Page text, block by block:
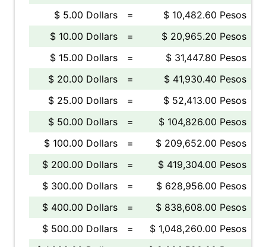
$ 5.00 Dollars
=
$ 10,482.60 Pesos
$ 10.00 Dollars
=
$ 20,965.20 Pesos
$ 15.00 Dollars
=
$ 31,447.80 Pesos
$ 20.00 Dollars
=
$ 41,930.40 Pesos
$ 25.00 Dollars
=
$ 52,413.00 Pesos
$ 50.00 Dollars
=
$ 104,826.00 Pesos
$ 100.00 Dollars
=
$ 209,652.00 Pesos
$ 200.00 Dollars
=
$ 419,304.00 Pesos
$ 300.00 Dollars
=
$ 628,956.00 Pesos
$ 400.00 Dollars
=
$ 838,608.00 Pesos
$ 500.00 Dollars
=
$ 1,048,260.00 Pesos